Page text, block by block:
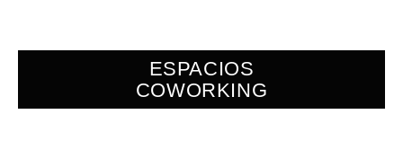
ESPACIOS
COWORKING